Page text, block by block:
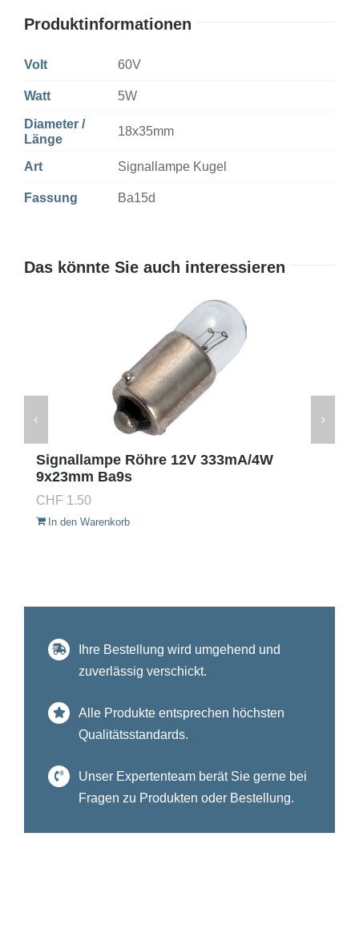
Produktinformationen
Volt 60V
Watt 5W
Diameter /
Länge
18x35mm
Art Signallampe Kugel
Fassung Ba15d
Das könnte Sie auch interessieren
Signallampe Röhre 12V 333mA/4W
9x23mm Ba9s
CHF 1.50
In den Warenkorb
Ihre Bestellung wird umgehend und
zuverlässig verschickt.
Alle Produkte entsprechen höchsten
Qualitätsstandards.
Unser Expertenteam berät Sie gerne bei
Fragen zu Produkten oder Bestellung.